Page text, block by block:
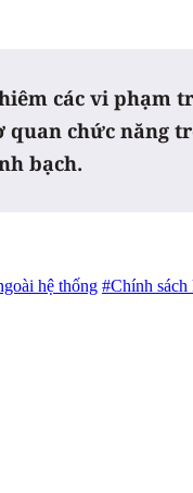
các vi phạm
chức năng
bạch.
hệ thống #Chính sách